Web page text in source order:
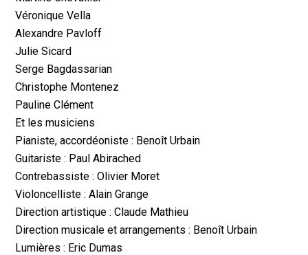
Véronique Vella
Alexandre Pavloff
Julie Sicard
Serge Bagdassarian
Christophe Montenez
Pauline Clément
Et les musiciens
Pianiste, accordéoniste : Benoît Urbain
Guitariste : Paul Abirached
Contrebassiste : Olivier Moret
Violoncelliste : Alain Grange
Direction artistique : Claude Mathieu
Direction musicale et arrangements : Benoît Urbain
Lumières : Eric Dumas